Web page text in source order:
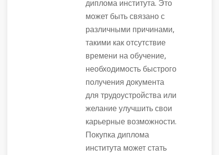
диплома института. Это
может быть связано с
различными причинами,
такими как отсутствие
времени на обучение,
необходимость быстрого
получения документа
для трудоустройства или
желание улучшить свои
карьерные возможности.
Покупка диплома
института может стать